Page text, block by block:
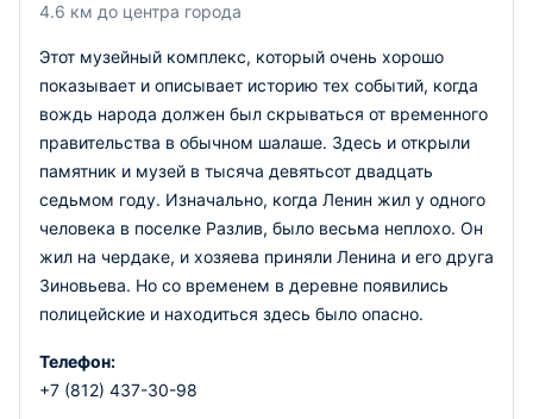
4.6 км до центра города
Этот музейный комплекс, который очень хорошо
показывает и описывает историю тех событий, когда
вождь народа должен был скрываться от временного
правительства в обычном шалаше. Здесь и открыли
памятник и музей в тысяча девятьсот двадцать
седьмом году. Изначально, когда Ленин жил у одного
человека в поселке Разлив, было весьма неплохо. Он
жил на чердаке, и хозяева приняли Ленина и его друга
Зиновьева. Но со временем в деревне появились
полицейские и находиться здесь было опасно.
Телефон:
+7 (812) 437-30-98